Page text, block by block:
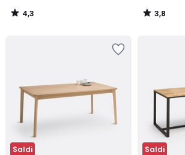
4,3
/
3,8
/
Saldi Saldi